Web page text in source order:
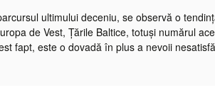
ultimului deceniu, se observă o
de Vest, Țările Baltice, totuși numărul
fapt, este o dovadă în plus a nevoii